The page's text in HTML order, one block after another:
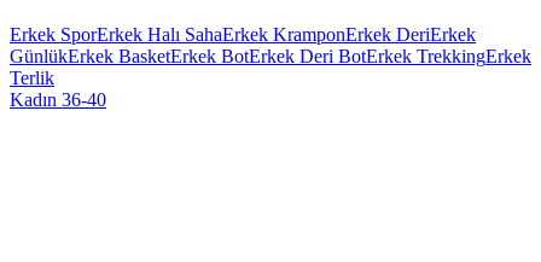
Erkek SporErkek Halı SahaErkek KramponErkek DeriErkek
GünlükErkek BasketErkek BotErkek Deri BotErkek TrekkingErkek
Terlik
Kadın 36-40